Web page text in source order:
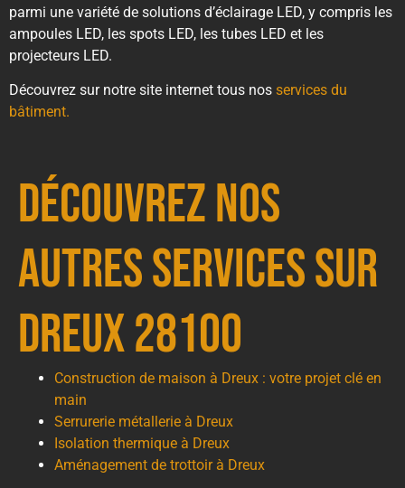
parmi une variété de solutions d’éclairage LED, y compris les
ampoules LED, les spots LED, les tubes LED et les
projecteurs LED.
Découvrez sur notre site internet tous nos services du
bâtiment.
Découvrez nos
autres services sur
Dreux 28100
Construction de maison à Dreux : votre projet clé en
main
Serrurerie métallerie à Dreux
Isolation thermique à Dreux
Aménagement de trottoir à Dreux